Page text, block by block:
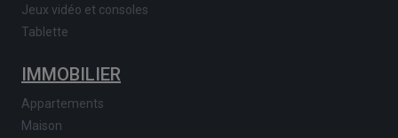
Jeux vidéo et consoles
Tablette
IMMOBILIER
Appartements
Maison